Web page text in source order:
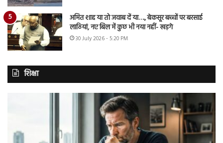
अमित शाह या तो जवाब दें या…., बेकसूर बच्चों पर बरसाई
लाठियां, नए बिल में कुछ भी नया नहीं- खड़गे
30 July 2026 - 5:20 PM
शिक्षा